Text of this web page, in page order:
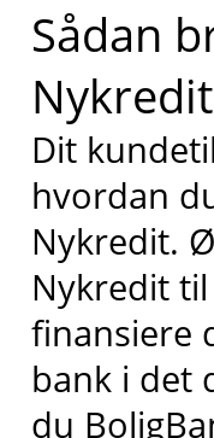
Sådan
Nykredit
Dit
hvordan
Nykredit.
Nykredit
finansiere
bank i det
du